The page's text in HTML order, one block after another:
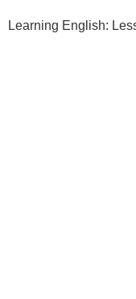
Learning English: